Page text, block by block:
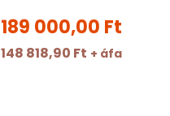
189 000,00 Ft
148 818,90 Ft + áfa